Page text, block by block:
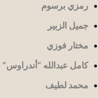
رمزي برسوم
جميل الزبير
مختار فوزي
كامل عبدالله “أندراوس”
محمد لطيف